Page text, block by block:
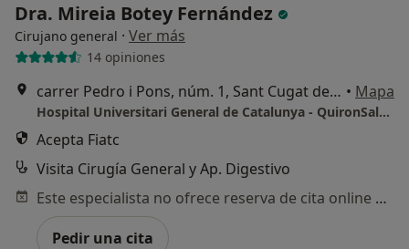
Dra. Mireia Botey Fernández
Cirujano general · Ver más
14 opiniones
carrer Pedro i Pons, núm. 1, Sant Cugat del Vallès • Mapa
Hospital Universitari General de Catalunya - QuironSalud
Acepta Fiatc
Visita Cirugía General y Ap. Digestivo
Este especialista no ofrece reserva de cita online en esta dirección.
Pedir una cita